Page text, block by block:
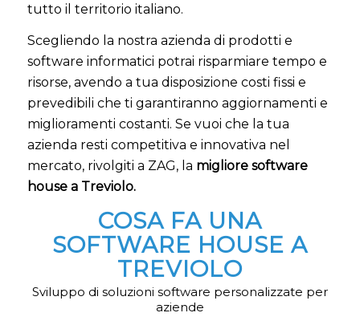
tutto il territorio italiano.
Scegliendo la nostra azienda di prodotti e
software informatici potrai risparmiare tempo e
risorse, avendo a tua disposizione costi fissi e
prevedibili che ti garantiranno aggiornamenti e
miglioramenti costanti. Se vuoi che la tua
azienda resti competitiva e innovativa nel
mercato, rivolgiti a ZAG, la migliore software
house a Treviolo.
COSA FA UNA
SOFTWARE HOUSE A
TREVIOLO
Sviluppo di soluzioni software personalizzate per
aziende